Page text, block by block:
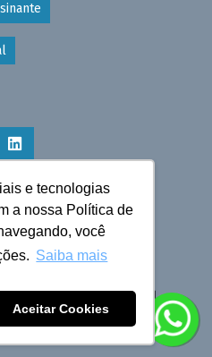
e tecnologias
a nossa Política de
você
Saiba mais
Aceitar Cookies
© 2025 Cruzeiro do Sul